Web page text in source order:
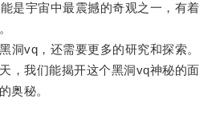
宇宙中最震撼的奇观之一，有着
vq，还需要更多的研究和探索。
我们能揭开这个黑洞vq神秘的面
奥秘。